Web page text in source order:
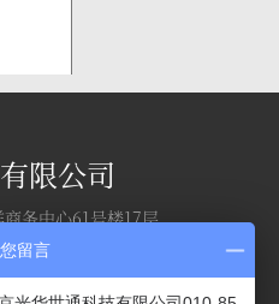
限公司
务中心61号楼17层
留言